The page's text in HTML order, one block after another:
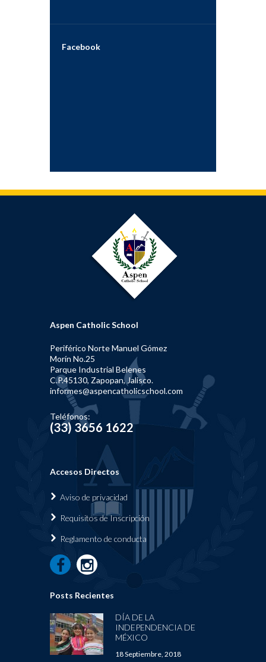
Facebook
Aspen Catholic School
Periférico Norte Manuel Gómez
Morín No.25
Parque Industrial Belenes
C.P.45130, Zapopan, Jalisco.
informes@aspencatholicschool.com
Teléfonos:
(33) 3656 1622
Accesos Directos
Aviso de privacidad
Requisitos de Inscripción
Reglamento de conducta
Posts Recientes
DÍA DE LA
INDEPENDENCIA DE
MÉXICO
18 Septiembre, 2018